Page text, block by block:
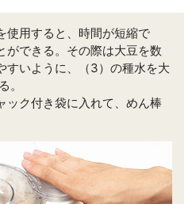
使用すると、時間が短縮で
ができる。その際は大豆を数
すいように、（3）の種水を大
。
ック付き袋に入れて、めん棒